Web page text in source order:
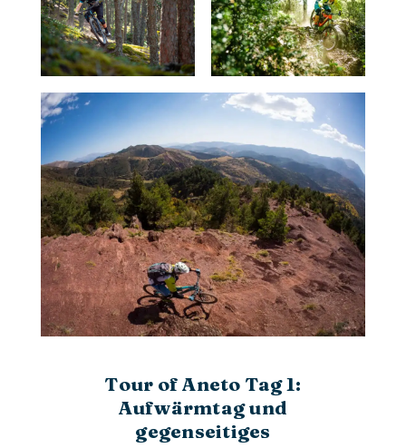
Tour of Aneto Tag 1:
Aufwärmtag und
gegenseitiges